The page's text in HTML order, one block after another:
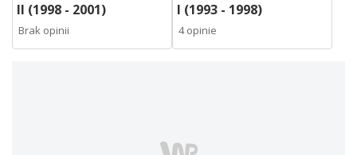
II (1998 - 2001)
Brak opinii
I (1993 - 1998)
4 opinie